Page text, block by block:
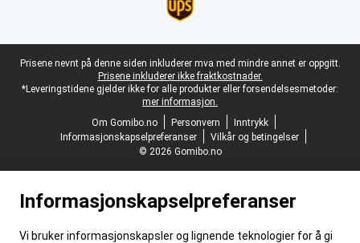
Juridisk bunntekst
Prisene nevnt på denne siden inkluderer mva med mindre annet er oppgitt.
Prisene inkluderer ikke fraktkostnader.
*Leveringstidene gjelder ikke for alle produkter eller forsendelsesmetoder:
mer informasjon.
Om Gomibo.no
Personvern
Inntrykk
Informasjonskapselpreferanser
Vilkår og betingelser
© 2026 Gomibo.no
Informasjonskapselpreferanser
Vi bruker informasjonskapsler og lignende teknologier for å gi